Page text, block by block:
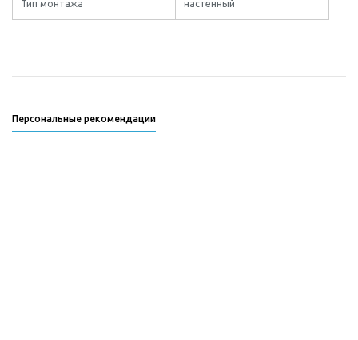
Тип монтажа настенный
Персональные рекомендации